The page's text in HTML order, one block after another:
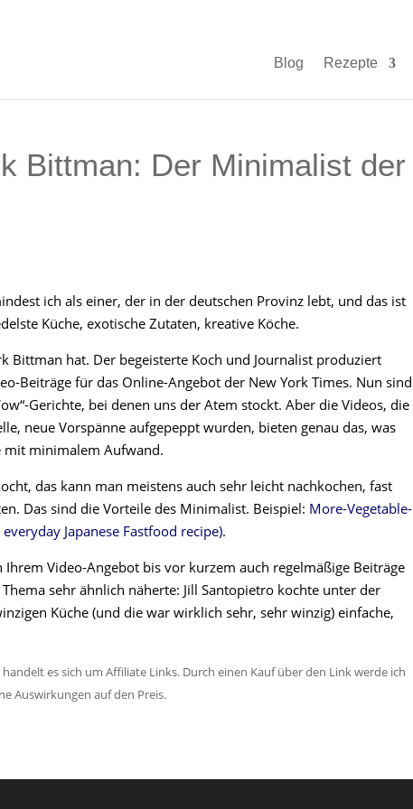
Blog Rezepte
Bittman: Der Minimalist der
ich als einer, der in der deutschen Provinz lebt, und das ist
Küche, exotische Zutaten, kreative Köche.
Bittman hat. Der begeisterte Koch und Journalist produziert
Beiträge für das Online-Angebot der New York Times. Nun sind
Gerichte, bei denen uns der Atem stockt. Aber die Videos, die
neue Vorspänne aufgepeppt wurden, bieten genau das, was
mit minimalem Aufwand.
das kann man meistens auch sehr leicht nachkochen, fast
Das sind die Vorteile des Minimalist. Beispiel: More-Vegetable-
everyday Japanese Fastfood recipe).
Ihrem Video-Angebot bis vor kurzem auch regelmäßige Beiträge
sehr ähnlich näherte: Jill Santopietro kochte unter der
Küche (und die war wirklich sehr, sehr winzig) einfache,
es sich um Affiliate Links. Durch einen Kauf über den Link werde ich
Auswirkungen auf den Preis.